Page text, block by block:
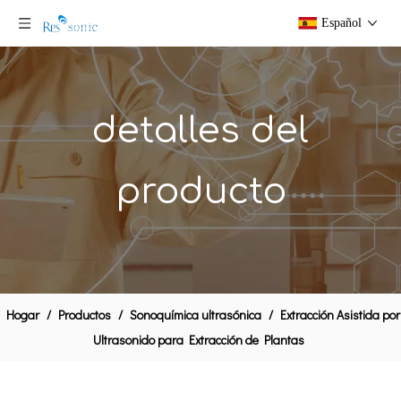
Español
detalles del
producto
Hogar / Productos / Sonoquímica ultrasónica / Extracción Asistida por
Ultrasonido para Extracción de Plantas
El equipo ultrasónico Sonoquímica de reacciones y procesos Hemical Dispersión ultrasónica Equipo 20Khz 1500W